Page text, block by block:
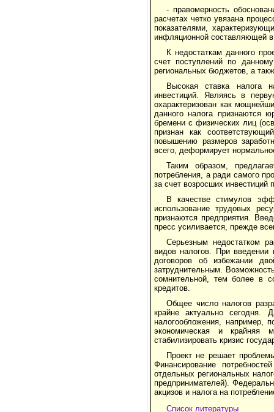
- правомерность
расчетах четко увязана
показателями,
инфляционной составляющей в
К недостаткам данного
счет поступлений по
региональных бюджетов, а
Высокая ставка налога
инвестиций. Являясь в
охарактеризован как
данного налога признаются
бремени с физических лиц
признан как
повышению размеров
всего, деформирует
Таким образом,
потребления, а ради самого
за счет возросших инвестиций
В качестве стимулов
использование трудовых
признаются предприятия.
пресс усиливается, прежде
Серьезным недостатком
видов налогов. При введении
договоров об избежании
затруднительным.
сомнительной, тем более в
кредитов.
Общее число налогов
крайне актуально сегодня.
налогообложения, например,
экономическая и крайняя
стабилизировать кризис
Проект не решает
Финансирование
отдельных региональных
предпринимателей).
акцизов и налога на
Список литературы